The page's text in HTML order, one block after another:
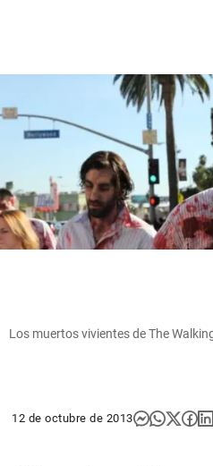
Los muertos vivientes de The
12 de octubre de 2013